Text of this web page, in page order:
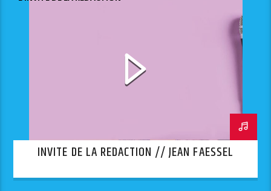
INVITE DE LA REDACTION // JEAN FAESSEL